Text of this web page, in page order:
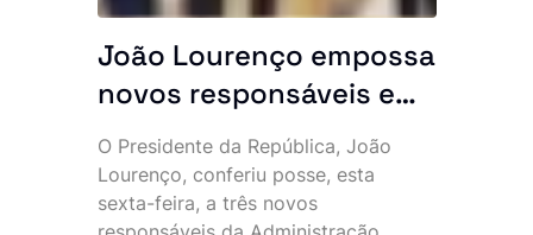
João Lourenço empossa
novos responsáveis e
exige resultados: “O
Executivo conta
convosco”
O Presidente da República, João
Lourenço, conferiu posse, esta
sexta-feira, a três novos